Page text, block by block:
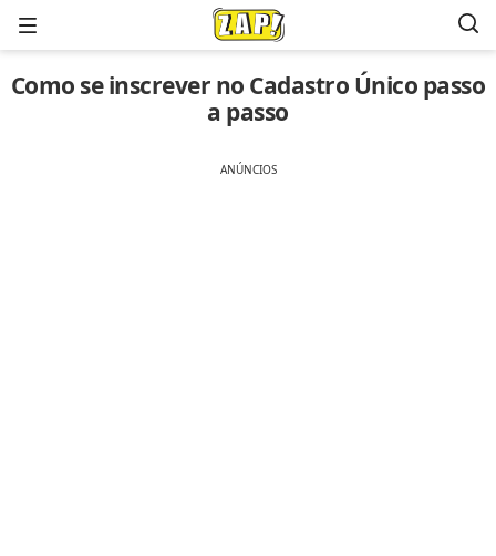
Menu
Como se inscrever no Cadastro Único passo
a passo
ANÚNCIOS